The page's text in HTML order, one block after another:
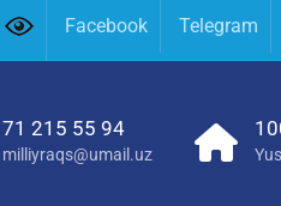
Facebook Telegram
71 215 55 94
milliyraqs@umail.uz